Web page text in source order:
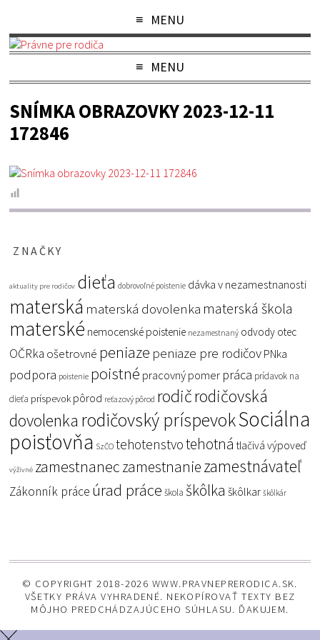
MENU
MENU
SNÍMKA OBRAZOVKY 2023-12-11
172846
ZNAČKY
aktuality pre rodičov dieťa dobrovoľné poistenie dávka v nezamestnanosti
materská materská dovolenka materská škola
materské nemocenské poistenie nezamestnaný odvody otec
OČRka ošetrovné peniaze peniaze pre rodičov PNka
podpora poistenie poistné pracovný pomer práca prídavok na
dieťa príspevok pôrod reťazový pôrod rodičrodičovská
dovolenka rodičovský príspevokSociálna
poisťovňa SzČO tehotenstvotehotná tlačivá výpoveď
výživné zamestnaneczamestnaniezamestnávateľ
Zákonník práce úrad práce škola škôlka škôlkar škôlkár
© COPYRIGHT 2018-2026 WWW.PRAVNEPRERODICA.SK.
VŠETKY PRÁVA VYHRADENÉ. NEKOPÍROVAŤ TEXTY BEZ
MÔJHO PREDCHÁDZAJÚCEHO SÚHLASU. ĎAKUJEM.